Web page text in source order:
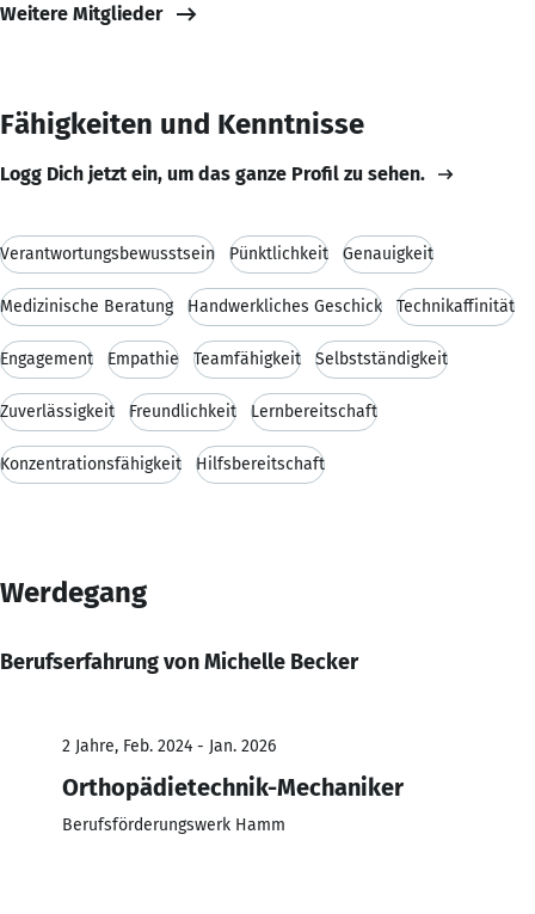
Weitere Mitglieder
Fähigkeiten und Kenntnisse
Logg Dich jetzt ein, um das ganze Profil zu sehen.
Verantwortungsbewusstsein Pünktlichkeit Genauigkeit
Medizinische Beratung Handwerkliches Geschick Technikaffinität
Engagement Empathie Teamfähigkeit Selbstständigkeit
Zuverlässigkeit Freundlichkeit Lernbereitschaft
Konzentrationsfähigkeit Hilfsbereitschaft
Werdegang
Berufserfahrung von Michelle Becker
2 Jahre, Feb. 2024 - Jan. 2026
Orthopädietechnik-Mechaniker
Berufsförderungswerk Hamm